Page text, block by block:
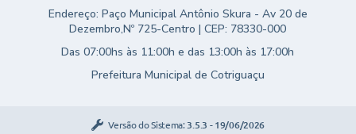
Endereço: Paço Municipal Antônio Skura - Av 20 de
Dezembro,Nº 725-Centro | CEP: 78330-000
Das 07:00hs às 11:00h e das 13:00h às 17:00h
Prefeitura Municipal de Cotriguaçu
Versão do Sistema: 3.5.3 - 19/06/2026